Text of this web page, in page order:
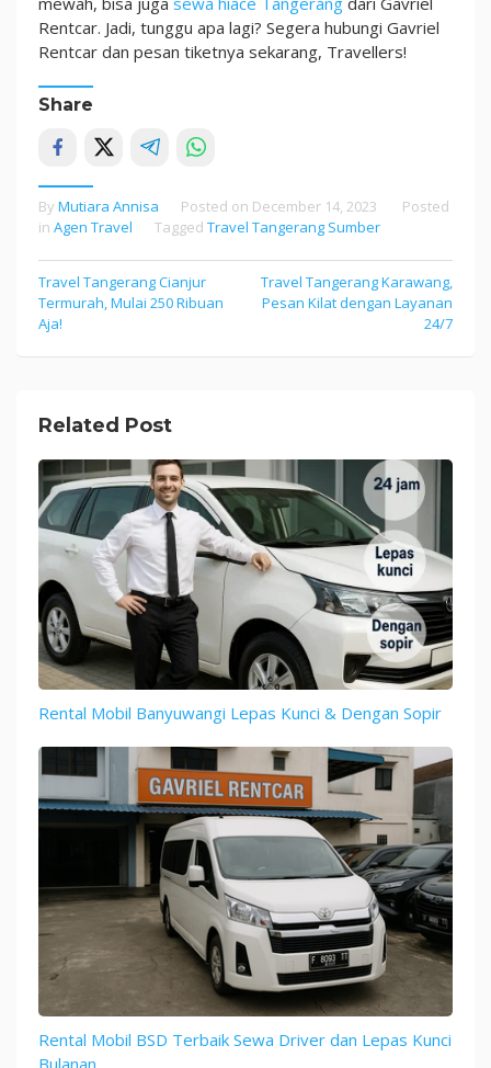
Rentcar. Jadi, tunggu apa lagi? Segera hubungi Gavriel
Rentcar dan pesan tiketnya sekarang, Travellers!
Share
By Mutiara Annisa Posted on December 14, 2023
Posted
in Agen Travel Tagged Travel Tangerang Sumber
Post
navigation
Travel Tangerang Cianjur
Termurah, Mulai 250 Ribuan
Aja!
Travel Tangerang Karawang,
Pesan Kilat dengan Layanan
24/7
Related Post
Rental Mobil Banyuwangi Lepas Kunci & Dengan Sopir
Rental Mobil BSD Terbaik Sewa Driver dan Lepas Kunci
Bulanan